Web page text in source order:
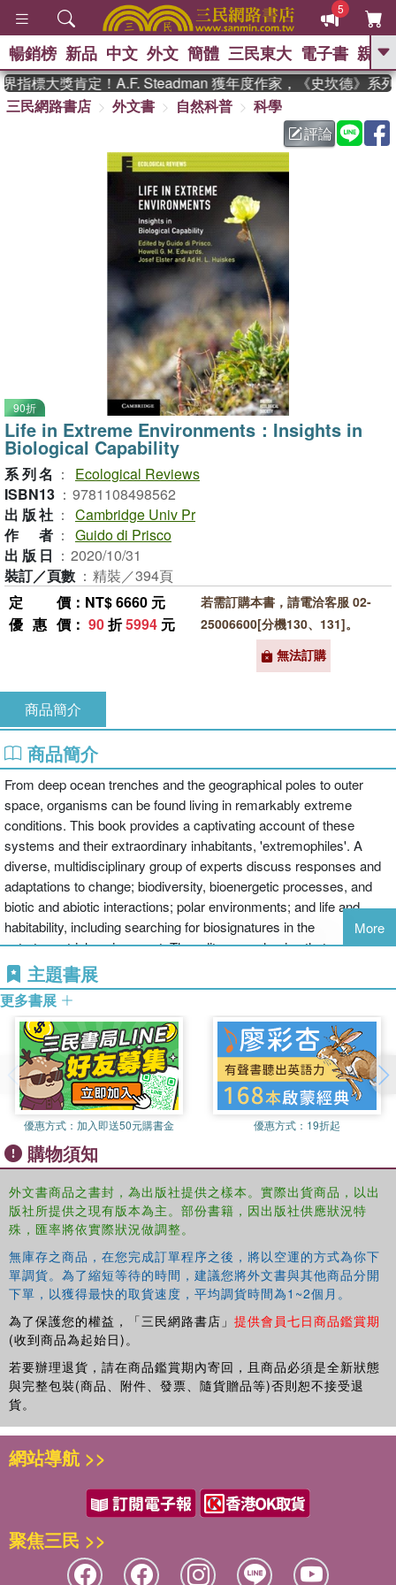
5
GO
熱搜： 東野圭吾 、
父親節 、 如果歷
暑期推薦 、 國際布克
獎 臺灣漫遊錄
登輝時代
數學女孩：黎曼猜想
偉大的迷走神經
暢銷榜 新品 中文 外文 簡體 三民東大 電子書 親子
標大獎肯定！A.F. Steadman 獲年度作家，《史坎德》系列
三民網路書店
外文書 自然科普
科學
評論
90折
Life in Extreme Environments：Insights in
Biological Capability
系列名 ：
Ecological Reviews
ISBN13 ： 9781108498562
出版社 ： Cambridge Univ Pr
作者 ： Guido di Prisco
出版日 ： 2020/10/31
裝訂／頁數 ： 精裝／394頁
定價 ：NT$ 6660 元
優惠價 ： 90折5994 元
若需訂購本書，請電洽客服 02-
25006600[分機130、131]。
無法訂購
商品簡介
商品簡介
From deep ocean trenches and the geographical poles to outer
space, organisms can be found living in remarkably extreme
conditions. This book provides a captivating account of these
systems and their extraordinary inhabitants, 'extremophiles'. A
diverse, multidisciplinary group of experts discuss responses and
adaptations to change; biodiversity, bioenergetic processes, and
biotic and abiotic interactions; polar environments; and life and
habitability, including searching for biosignatures in the
extraterrestrial environment. The editors emphasize that
understanding these systems is important for increasing our
knowledge and utilizing their potential, but this remains an
understudied area. Given the threat to these environments and their
biota caused by climate change and human impact, this timely
book also addresses the urgency to document these systems. It
will help graduate students and researchers in conservation,
marine biology, evolutionary biology, environmental change and
astrobiology better understand how life exists in these
environments and their susceptibility or resilience to change.
More
主題書展
更多書展
優惠方式： 加入即送50元購書金 優惠方式： 19折起
購物須知
外文書商品之書封，為出版社提供之樣本。實際出貨商品，以出
版社所提供之現有版本為主。部份書籍，因出版社供應狀況特
殊，匯率將依實際狀況做調整。
無庫存之商品，在您完成訂單程序之後，將以空運的方式為你下
單調貨。為了縮短等待的時間，建議您將外文書與其他商品分開
下單，以獲得最快的取貨速度，平均調貨時間為1~2個月。
為了保護您的權益，「三民網路書店」 提供會員七日商品鑑賞期
(收到商品為起始日)。
若要辦理退貨，請在商品鑑賞期內寄回，且商品必須是全新狀態
與完整包裝(商品、附件、發票、隨貨贈品等)否則恕不接受退
貨。
網站導航 >>
聚焦三民 >>